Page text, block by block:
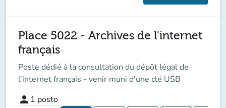
Place 5022 - Archives de l'internet
français
Poste dédié à la consultation du dépôt légal de
l'internet français - venir muni d'une clé USB
person 1 posto